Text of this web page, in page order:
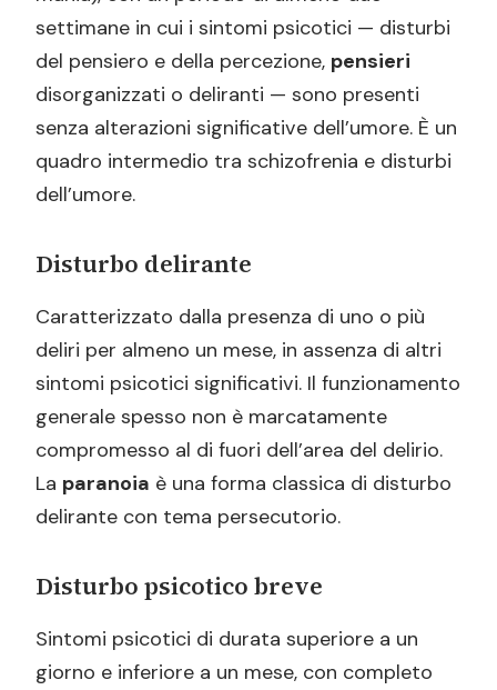
settimane in cui i sintomi psicotici — disturbi
del pensiero e della percezione, pensieri
disorganizzati o deliranti — sono presenti
senza alterazioni significative dell’umore. È un
quadro intermedio tra schizofrenia e disturbi
dell’umore.
Disturbo delirante
Caratterizzato dalla presenza di uno o più
deliri per almeno un mese, in assenza di altri
sintomi psicotici significativi. Il funzionamento
generale spesso non è marcatamente
compromesso al di fuori dell’area del delirio.
La paranoia è una forma classica di disturbo
delirante con tema persecutorio.
Disturbo psicotico breve
Sintomi psicotici di durata superiore a un
giorno e inferiore a un mese, con completo